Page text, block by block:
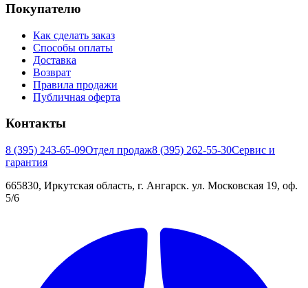
Покупателю
Как сделать заказ
Способы оплаты
Доставка
Возврат
Правила продажи
Публичная оферта
Контакты
8 (395) 243-65-09Отдел продаж8 (395) 262-55-30Сервис и
гарантия
665830, Иркутская область, г. Ангарск. ул. Московская 19, оф.
5/6